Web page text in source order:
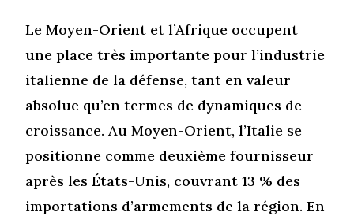
Le Moyen-Orient et l’Afrique occupent
une place très importante pour l’industrie
italienne de la défense, tant en valeur
absolue qu’en termes de dynamiques de
croissance. Au Moyen-Orient, l’Italie se
positionne comme deuxième fournisseur
après les États-Unis, couvrant 13 % des
importations d’armements de la région. En